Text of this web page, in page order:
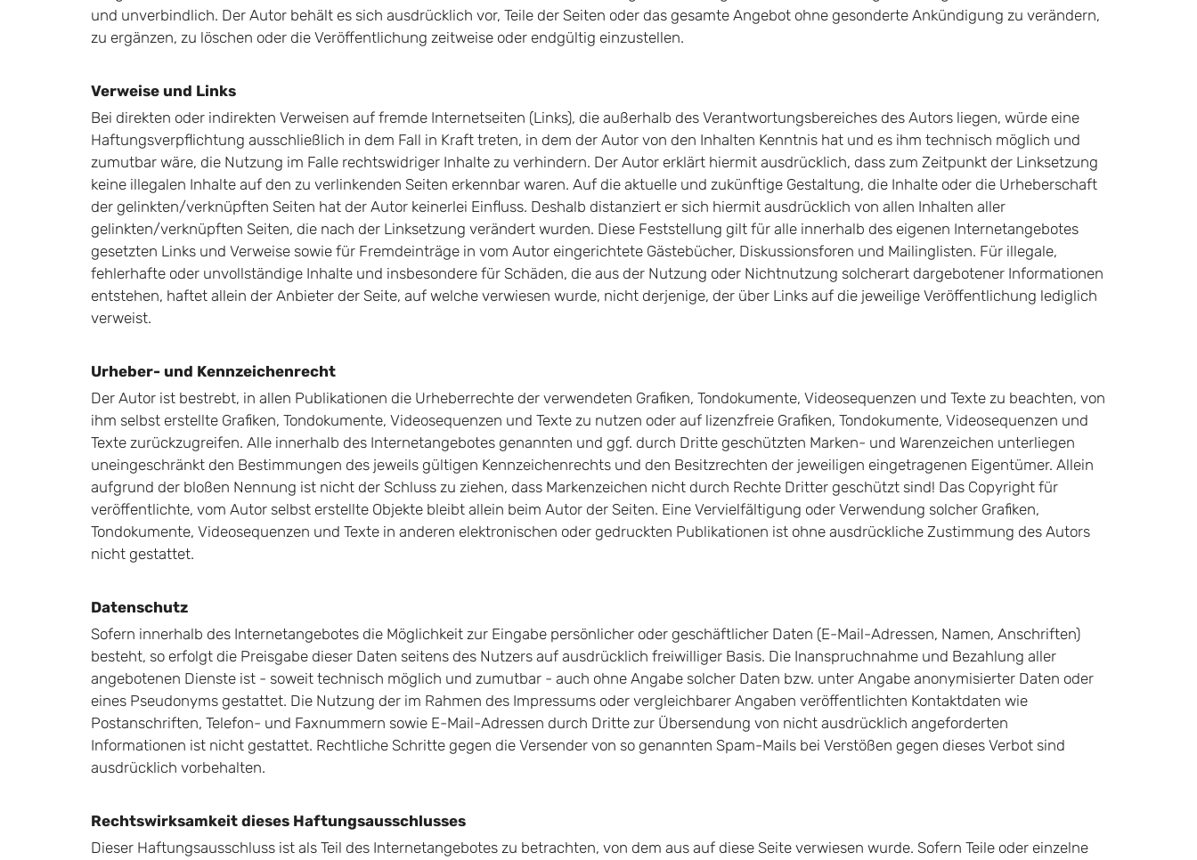
und unverbindlich. Der Autor behält es sich ausdrücklich vor, Teile der Seiten oder das gesamte Angebot ohne gesonderte Ankündigung zu verändern,
zu ergänzen, zu löschen oder die Veröffentlichung zeitweise oder endgültig einzustellen.
Verweise und Links
Bei direkten oder indirekten Verweisen auf fremde Internetseiten (Links), die außerhalb des Verantwortungsbereiches des Autors liegen, würde eine
Haftungsverpflichtung ausschließlich in dem Fall in Kraft treten, in dem der Autor von den Inhalten Kenntnis hat und es ihm technisch möglich und
zumutbar wäre, die Nutzung im Falle rechtswidriger Inhalte zu verhindern. Der Autor erklärt hiermit ausdrücklich, dass zum Zeitpunkt der Linksetzung
keine illegalen Inhalte auf den zu verlinkenden Seiten erkennbar waren. Auf die aktuelle und zukünftige Gestaltung, die Inhalte oder die Urheberschaft
der gelinkten/verknüpften Seiten hat der Autor keinerlei Einfluss. Deshalb distanziert er sich hiermit ausdrücklich von allen Inhalten aller
gelinkten/verknüpften Seiten, die nach der Linksetzung verändert wurden. Diese Feststellung gilt für alle innerhalb des eigenen Internetangebotes
gesetzten Links und Verweise sowie für Fremdeinträge in vom Autor eingerichtete Gästebücher, Diskussionsforen und Mailinglisten. Für illegale,
fehlerhafte oder unvollständige Inhalte und insbesondere für Schäden, die aus der Nutzung oder Nichtnutzung solcherart dargebotener Informationen
entstehen, haftet allein der Anbieter der Seite, auf welche verwiesen wurde, nicht derjenige, der über Links auf die jeweilige Veröffentlichung lediglich
verweist.
Urheber- und Kennzeichenrecht
Der Autor ist bestrebt, in allen Publikationen die Urheberrechte der verwendeten Grafiken, Tondokumente, Videosequenzen und Texte zu beachten, von
ihm selbst erstellte Grafiken, Tondokumente, Videosequenzen und Texte zu nutzen oder auf lizenzfreie Grafiken, Tondokumente, Videosequenzen und
Texte zurückzugreifen. Alle innerhalb des Internetangebotes genannten und ggf. durch Dritte geschützten Marken- und Warenzeichen unterliegen
uneingeschränkt den Bestimmungen des jeweils gültigen Kennzeichenrechts und den Besitzrechten der jeweiligen eingetragenen Eigentümer. Allein
aufgrund der bloßen Nennung ist nicht der Schluss zu ziehen, dass Markenzeichen nicht durch Rechte Dritter geschützt sind! Das Copyright für
veröffentlichte, vom Autor selbst erstellte Objekte bleibt allein beim Autor der Seiten. Eine Vervielfältigung oder Verwendung solcher Grafiken,
Tondokumente, Videosequenzen und Texte in anderen elektronischen oder gedruckten Publikationen ist ohne ausdrückliche Zustimmung des Autors
nicht gestattet.
Datenschutz
Sofern innerhalb des Internetangebotes die Möglichkeit zur Eingabe persönlicher oder geschäftlicher Daten (E-Mail-Adressen, Namen, Anschriften)
besteht, so erfolgt die Preisgabe dieser Daten seitens des Nutzers auf ausdrücklich freiwilliger Basis. Die Inanspruchnahme und Bezahlung aller
angebotenen Dienste ist - soweit technisch möglich und zumutbar - auch ohne Angabe solcher Daten bzw. unter Angabe anonymisierter Daten oder
eines Pseudonyms gestattet. Die Nutzung der im Rahmen des Impressums oder vergleichbarer Angaben veröffentlichten Kontaktdaten wie
Postanschriften, Telefon- und Faxnummern sowie E-Mail-Adressen durch Dritte zur Übersendung von nicht ausdrücklich angeforderten
Informationen ist nicht gestattet. Rechtliche Schritte gegen die Versender von so genannten Spam-Mails bei Verstößen gegen dieses Verbot sind
ausdrücklich vorbehalten.
Rechtswirksamkeit dieses Haftungsausschlusses
Dieser Haftungsausschluss ist als Teil des Internetangebotes zu betrachten, von dem aus auf diese Seite verwiesen wurde. Sofern Teile oder einzelne